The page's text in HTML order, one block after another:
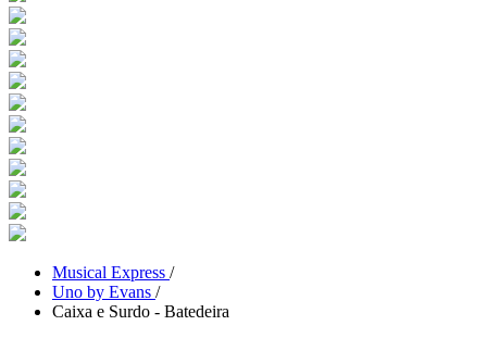
Musical Express /
Uno by Evans /
Caixa e Surdo - Batedeira